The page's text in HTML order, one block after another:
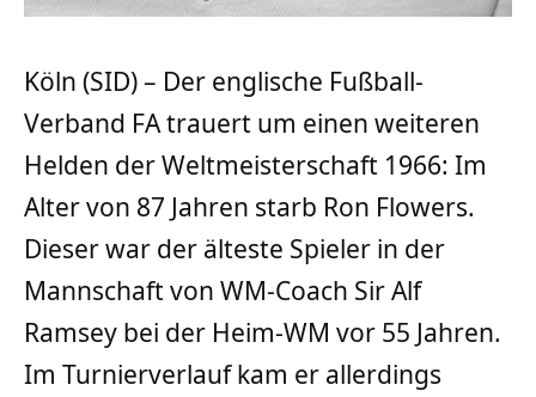
Köln (SID) – Der englische Fußball-
Verband FA trauert um einen weiteren
Helden der Weltmeisterschaft 1966: Im
Alter von 87 Jahren starb Ron Flowers.
Dieser war der älteste Spieler in der
Mannschaft von WM-Coach Sir Alf
Ramsey bei der Heim-WM vor 55 Jahren.
Im Turnierverlauf kam er allerdings